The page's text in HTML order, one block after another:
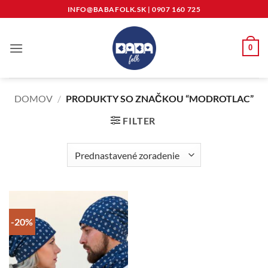
to
INFO@BABAFOLK.SK |0907 160 725
0
DOMOV / PRODUKTY SO ZNAČKOU “MODROTLAC”
FILTER
-20%